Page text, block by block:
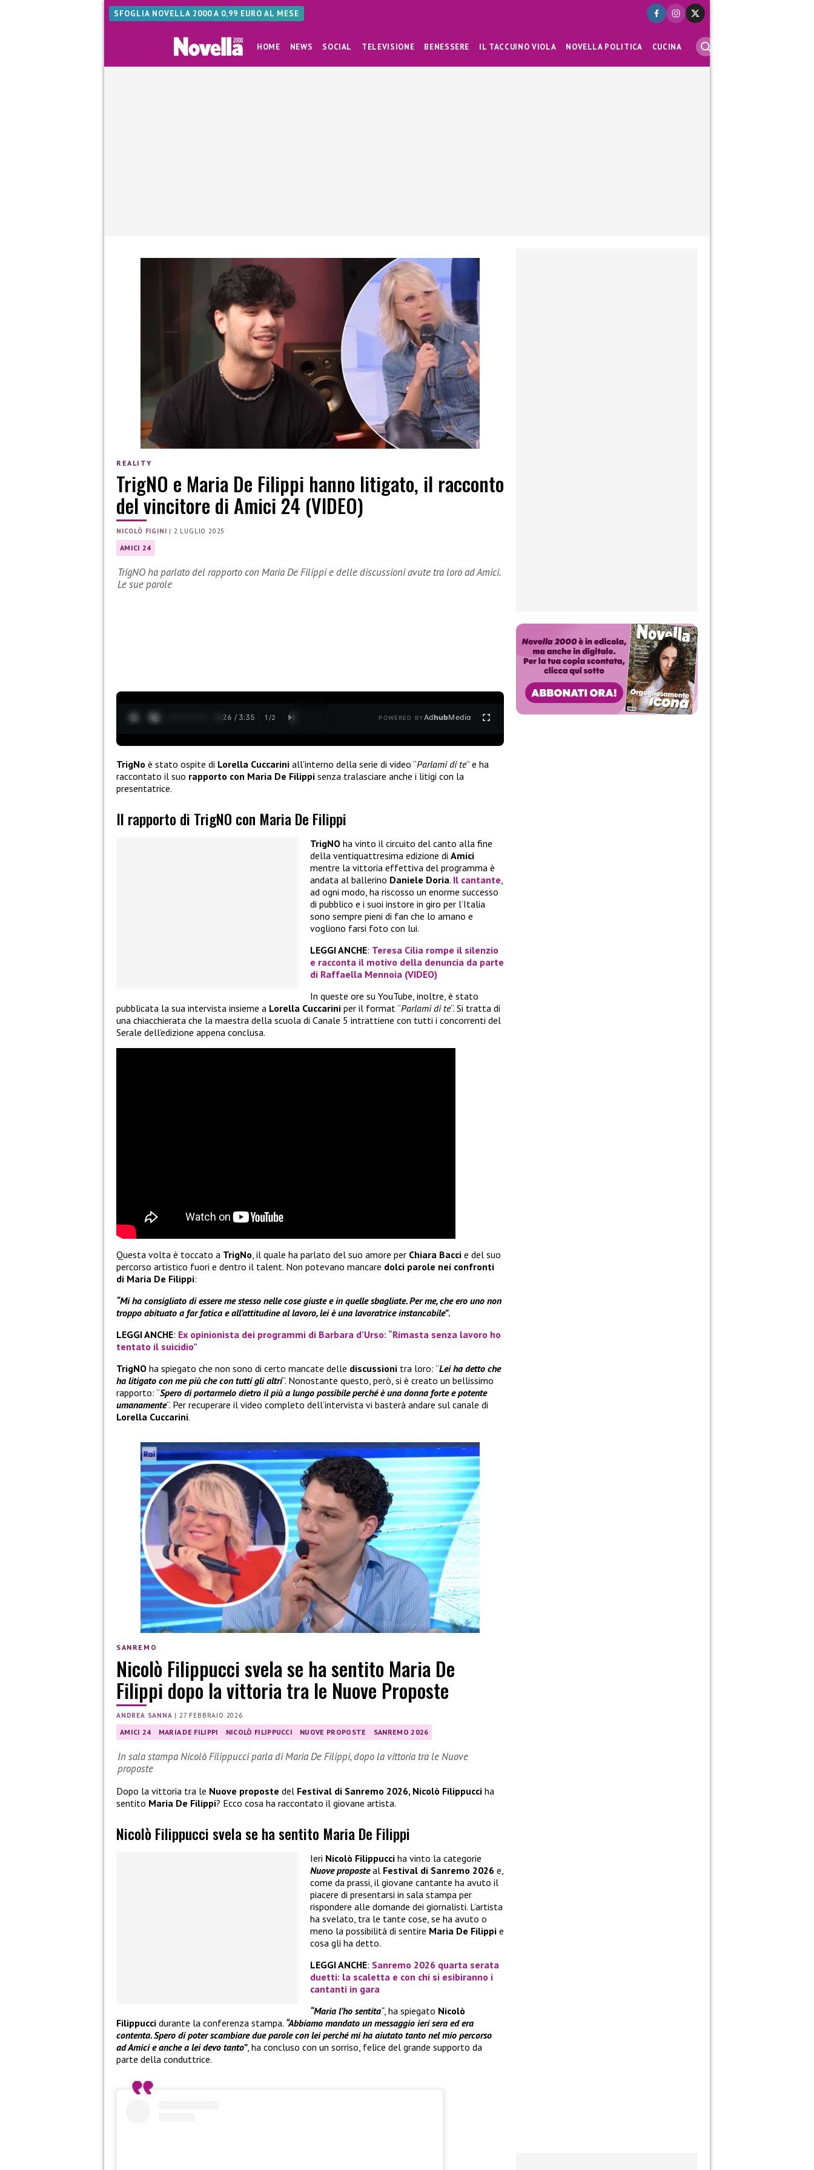
SFOGLIA NOVELLA 2000 A 0,99 EURO AL MESE
HOME NEWS SOCIAL TELEVISIONE BENESSERE IL TACCUINO VIOLA NOVELLA POLITICA CUCINA
REALITY
TrigNO e Maria De Filippi hanno litigato, il racconto
del vincitore di Amici 24 (VIDEO)
NICOLÒ FIGINI | 2 LUGLIO 2025
AMICI 24
TrigNO ha parlato del rapporto con Maria De Filippi e delle discussioni avute tra loro ad Amici.
Le sue parole
0:27 / 3:35 1 /2 POWERED BYAdhubMedia
TrigNo è stato ospite di Lorella Cuccarini all’interno della serie di video “Parlami di te” e ha
raccontato il suo rapporto con Maria De Filippi senza tralasciare anche i litigi con la
presentatrice.
Il rapporto di TrigNO con Maria De Filippi
TrigNO ha vinto il circuito del canto alla fine
della ventiquattresima edizione di Amici
mentre la vittoria effettiva del programma è
andata al ballerino Daniele Doria. Il cantante,
ad ogni modo, ha riscosso un enorme successo
di pubblico e i suoi instore in giro per l’Italia
sono sempre pieni di fan che lo amano e
vogliono farsi foto con lui.
LEGGI ANCHE: Teresa Cilia rompe il silenzio
e racconta il motivo della denuncia da parte
di Raffaella Mennoia (VIDEO)
In queste ore su YouTube, inoltre, è stato
pubblicata la sua intervista insieme a Lorella Cuccarini per il format “Parlami di te“. Si tratta di
una chiacchierata che la maestra della scuola di Canale 5 intrattiene con tutti i concorrenti del
Serale dell’edizione appena conclusa.
Questa volta è toccato a TrigNo, il quale ha parlato del suo amore per Chiara Bacci e del suo
percorso artistico fuori e dentro il talent. Non potevano mancare dolci parole nei confronti
di Maria De Filippi:
“Mi ha consigliato di essere me stesso nelle cose giuste e in quelle sbagliate. Per me, che ero uno non
troppo abituato a far fatica e all’attitudine al lavoro, lei è una lavoratrice instancabile”.
LEGGI ANCHE: Ex opinionista dei programmi di Barbara d’Urso: “Rimasta senza lavoro ho
tentato il suicidio”
TrigNO ha spiegato che non sono di certo mancate delle discussioni tra loro: “Lei ha detto che
ha litigato con me più che con tutti gli altri“. Nonostante questo, però, si è creato un bellissimo
rapporto: “Spero di portarmelo dietro il più a lungo possibile perché è una donna forte e potente
umanamente“. Per recuperare il video completo dell’intervista vi basterà andare sul canale di
Lorella Cuccarini.
SANREMO
Nicolò Filippucci svela se ha sentito Maria De
Filippi dopo la vittoria tra le Nuove Proposte
ANDREA SANNA |27 FEBBRAIO 2026
AMICI 24 MARIA DE FILIPPI NICOLÒ FILIPPUCCI NUOVE PROPOSTE SANREMO 2026
In sala stampa Nicolò Filippucci parla di Maria De Filippi, dopo la vittoria tra le Nuove
proposte
Dopo la vittoria tra le Nuove proposte del Festival di Sanremo 2026, Nicolò Filippucci ha
sentito Maria De Filippi? Ecco cosa ha raccontato il giovane artista.
Nicolò Filippucci svela se ha sentito Maria De Filippi
Ieri Nicolò Filippucci ha vinto la categorie
Nuove proposteal Festival di Sanremo 2026 e,
come da prassi, il giovane cantante ha avuto il
piacere di presentarsi in sala stampa per
rispondere alle domande dei giornalisti. L’artista
ha svelato, tra le tante cose, se ha avuto o
meno la possibilità di sentire Maria De Filippi e
cosa gli ha detto.
LEGGI ANCHE: Sanremo 2026 quarta serata
duetti: la scaletta e con chi si esibiranno i
cantanti in gara
“Maria l’ho sentita“, ha spiegato Nicolò
Filippucci durante la conferenza stampa. “Abbiamo mandato un messaggio ieri sera ed era
contenta. Spero di poter scambiare due parole con lei perché mi ha aiutato tanto nel mio percorso
ad Amici e anche a lei devo tanto”, ha concluso con un sorriso, felice del grande supporto da
parte della conduttrice.